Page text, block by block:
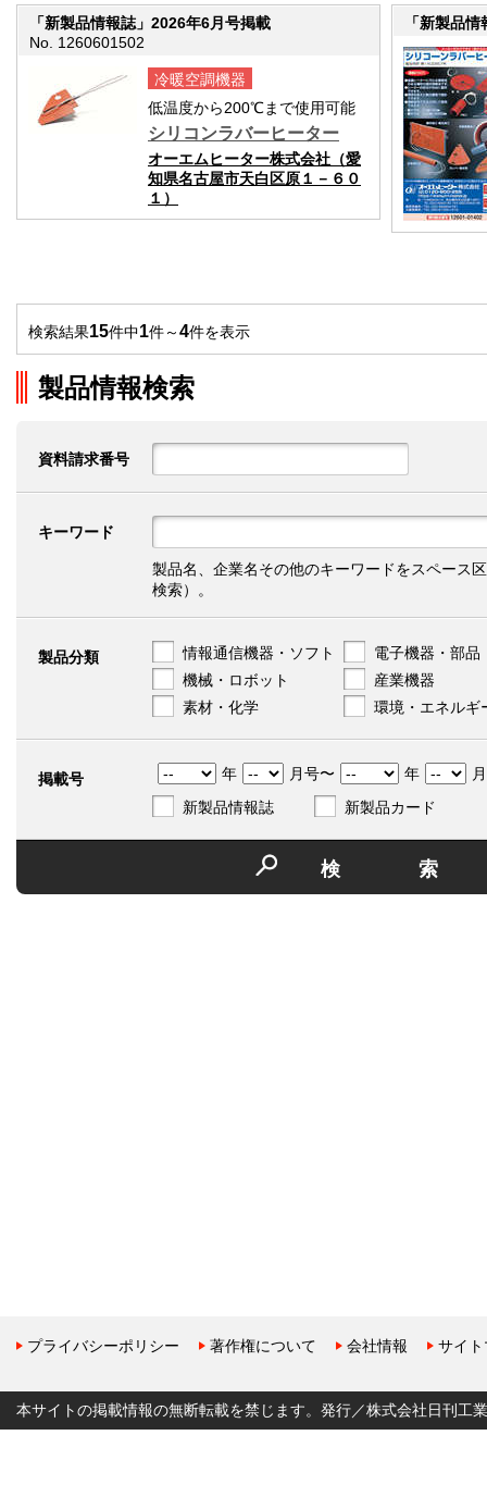
「新製品情報誌」2026年6月号掲載
No. 1260601502
冷暖空調機器
低温度から200℃まで使用可能
シリコンラバーヒーター
オーエムヒーター株式会社（愛
知県名古屋市天白区原１－６０
１）
「新製品
検索結果15件中1件～4件を表示
製品情報検索
資料請求番号
キーワード
製品名、企業名その他のキーワードをスペース
検索）。
製品分類 情報通信機器・ソフト
電子機器・部品
機械・ロボット
産業機器
素材・化学
環境・エネルギ
掲載号 年 月号〜 年
新製品情報誌
新製品カード
検
プライバシーポリシー 著作権について 会社情報 サイ
本サイトの掲載情報の無断転載を禁じます。発行／株式会社日刊